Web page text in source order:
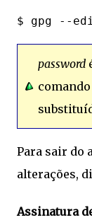
password
Para sair do
alterações,
Assinatura